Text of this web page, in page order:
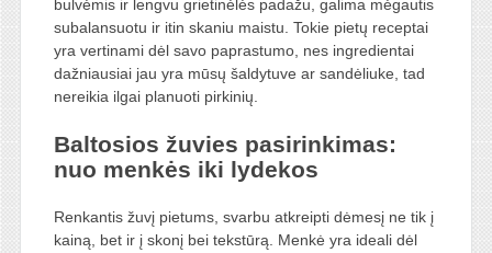
bulvėmis ir lengvu grietinėlės padažu, galima mėgautis
subalansuotu ir itin skaniu maistu. Tokie pietų receptai
yra vertinami dėl savo paprastumo, nes ingredientai
dažniausiai jau yra mūsų šaldytuve ar sandėliuke, tad
nereikia ilgai planuoti pirkinių.
Baltosios žuvies pasirinkimas:
nuo menkės iki lydekos
Renkantis žuvį pietums, svarbu atkreipti dėmesį ne tik į
kainą, bet ir į skonį bei tekstūrą. Menkė yra ideali dėl